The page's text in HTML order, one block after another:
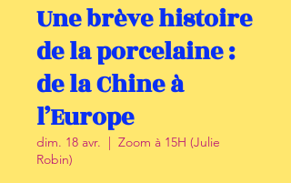
Une brève histoire
de la porcelaine :
de la Chine à
l’Europe
dim. 18 avr.
  |
Zoom à 15H (Julie
Robin)